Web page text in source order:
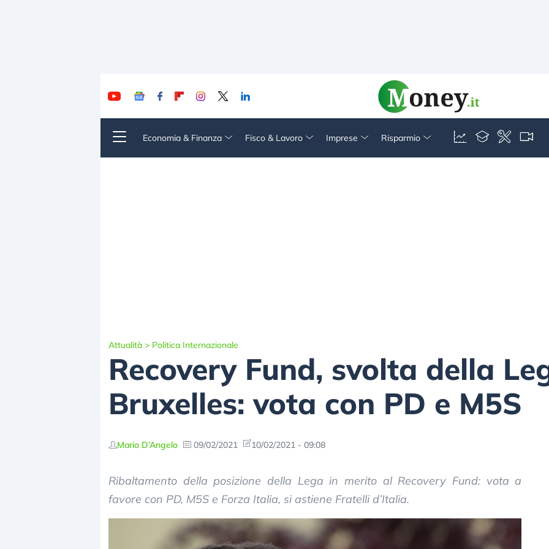
Economia & Finanza Fisco & Lavoro Imprese Risparmio
Attualità > Politica Internazionale
Recovery Fund, svolta della
Bruxelles: vota con PD e M5S
Mario D’Angelo 09/02/2021 10/02/2021 - 09:08
Ribaltamento della posizione della Lega in merito al Recovery Fund: vota a
favore con PD, M5S e Forza Italia, si astiene Fratelli d’Italia.